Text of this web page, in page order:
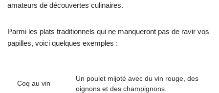
amateurs de découvertes culinaires.
Parmi les plats traditionnels qui ne manqueront pas de ravir vos
papilles, voici quelques exemples :
Coq au vin
Un poulet mijoté avec du vin rouge, des
oignons et des champignons.